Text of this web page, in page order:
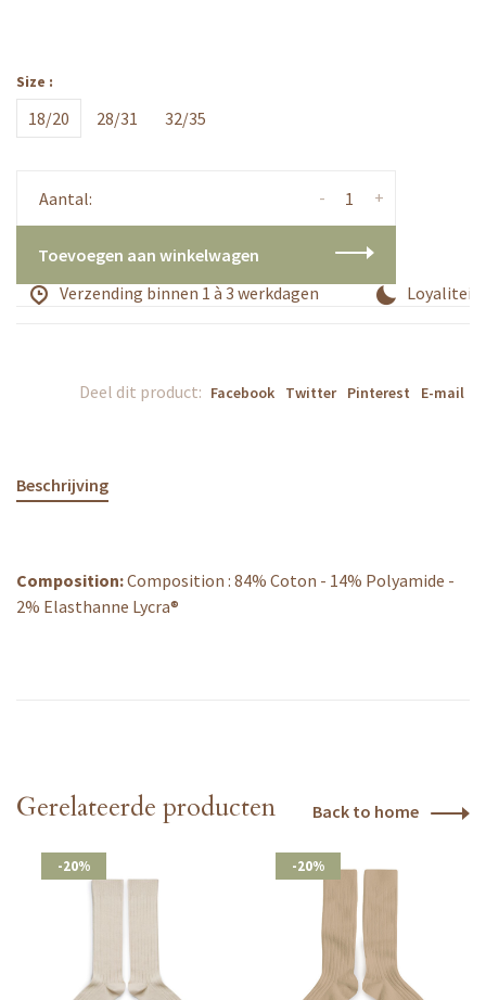
Size :
18/20 28/31 32/35
Aantal: +
-
Toevoegen aan winkelwagen
Verzending binnen 1 à 3 werkdagen
Deel dit product: Facebook Twitter Pinterest E-mail
Beschrijving
Composition:Composition : 84% Coton - 14% Polyamide -
2% Elasthanne Lycra®
Gerelateerde producten Back to home
-20% -20%